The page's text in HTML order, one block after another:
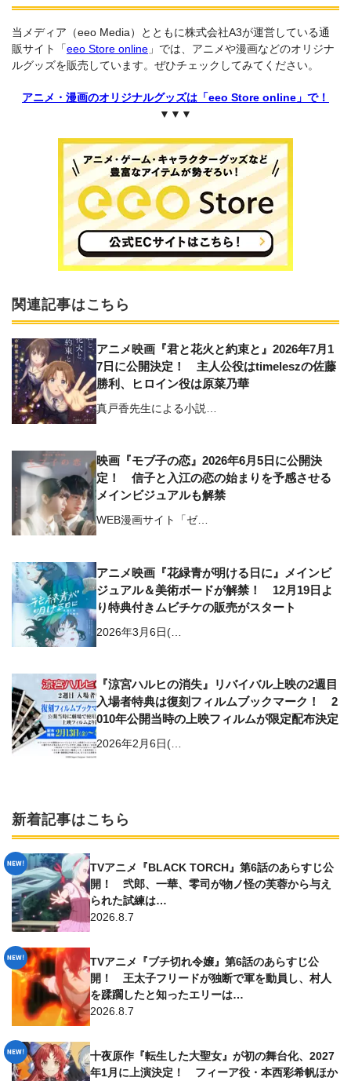
当メディア（eeo Media）とともに株式会社A3が運営している通
販サイト「eeo Store online 」では、アニメや漫画などのオリジナ
ルグッズを販売しています。ぜひチェックしてみてください。
アニメ・漫画のオリジナルグッズは「eeo Store online」で！
▼▼▼
関連記事はこちら
アニメ映画『君と花火と約束と』2026年7月1
7日に公開決定！ 主人公役はtimeleszの佐藤
勝利、ヒロイン役は原菜乃華
真戸香先生による小説…
映画『モブ子の恋』2026年6月5日に公開決
定！ 信子と入江の恋の始まりを予感させる
メインビジュアルも解禁
WEB漫画サイト「ゼ…
アニメ映画『花緑青が明ける日に』メインビ
ジュアル＆美術ボードが解禁！ 12月19日よ
り特典付きムビチケの販売がスタート
2026年3月6日(…
『涼宮ハルヒの消失』リバイバル上映の2週目
入場者特典は復刻フィルムブックマーク！ 2
010年公開当時の上映フィルムが限定配布決定
2026年2月6日(…
新着記事はこちら
TVアニメ『BLACK TORCH』第6話のあらすじ公
開！ 弐郎、一華、零司が物ノ怪の芙蓉から与え
られた試練は…
2026.8.7
TVアニメ『ブチ切れ令嬢』第6話のあらすじ公
開！ 王太子フリードが独断で軍を動員し、村人
を蹂躙したと知ったエリーは…
2026.8.7
十夜原作『転生した大聖女』が初の舞台化、2027
年1月に上演決定！ フィーア役・本西彩希帆ほか